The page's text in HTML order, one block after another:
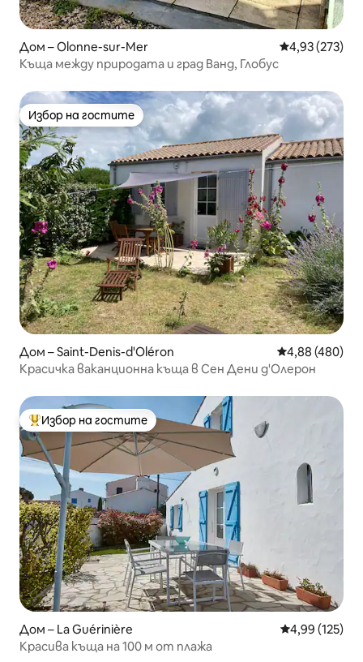
Дом – Olonne-sur-Mer Средна
4,93 (273)
Къща между природата и град Ванд, Глобус
Избор на гостите
Избор на гостите
Дом – Saint-Denis-d'Oléron Средна
4,88 (480)
Красичка ваканционна къща в Сен Дени д'Олерон
Най-популярен избор на гостите
Избор на гостите
Дом – La Guérinière Средна
4,99 (125)
Красива къща на 100 м от плажа